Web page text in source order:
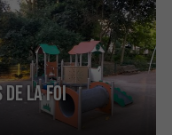
de la Foi